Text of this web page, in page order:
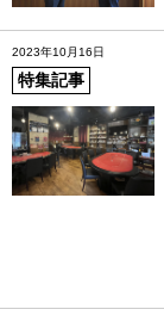
2023年10月16日
特集記事